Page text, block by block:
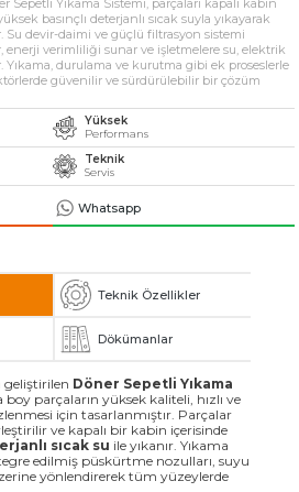
Parça Yıkama Makineleri
Makineleri
ve Ekipmanlar
tüm içerik ve görseller
hukuki yaptırıma tabidir.
Sepetli Yıkama Sistemi, parçaları kapalı kabin
basınçlı deterjanlı sıcak suyla yıkayarak
devir-daimi ve güçlü filtrasyon sistemi
verimliliği sunar ve işletmelere su, elektrik
Yıkama, durulama ve kurutma gibi ek proseslerle
güvenilir ve sürdürülebilir bir çözüm
Yüksek
Performans
Teknik
Servis
Whatsapp
Teknik Özellikler
Dökümanlar
geliştirilen Döner Sepetli Yıkama
parçaların yüksek kaliteli, hızlı ve
için tasarlanmıştır. Parçalar
ve kapalı bir kabin içerisinde
sıcak su ile yıkanır. Yıkama
edilmiş püskürtme nozulları, suyu
yönlendirerek tüm yüzeylerde